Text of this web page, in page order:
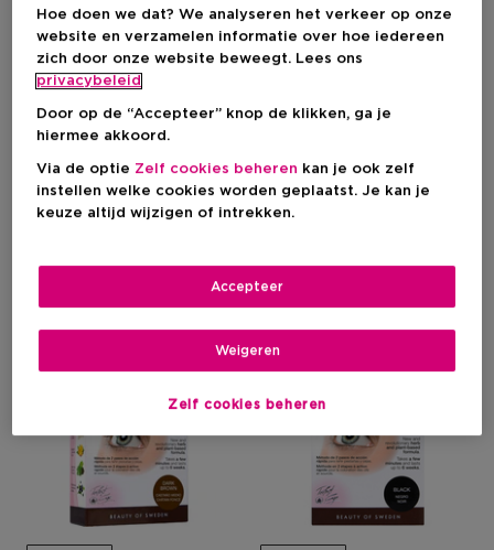
DEPEND
Make-up
Filteren
Hoe doen we dat? We analyseren het verkeer op onze
website en verzamelen informatie over hoe iedereen
zich door onze website beweegt. Lees ons
privacybeleid
Door op de “Accepteer” knop de klikken, ga je
hiermee akkoord.
Via de optie Zelf cookies beheren kan je ook zelf
instellen welke cookies worden geplaatst. Je kan je
keuze altijd wijzigen of intrekken.
Zelf cookies beheren
Weigeren
Accepteer